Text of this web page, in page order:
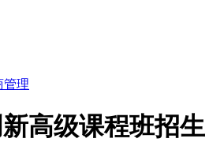
管理
高级课程班招生